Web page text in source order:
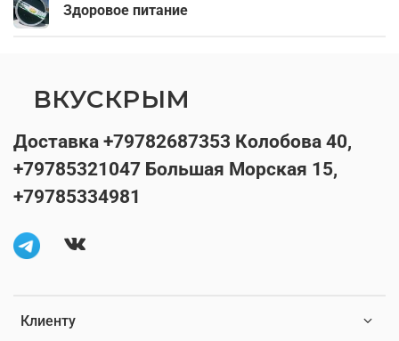
Здоровое питание
Клиенту
Доставка +79782687353 Колобова 40,
+79785321047 Большая Морская 15,
+79785334981
ВКУСКРЫМ